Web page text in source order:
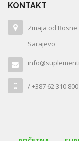
KONTAKT
Zmaja od Bosne
Sarajevo
/ +387 62 310